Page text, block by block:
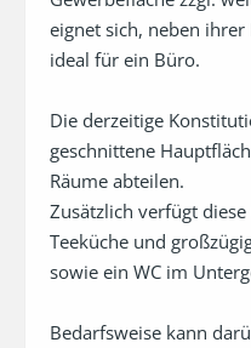
eignet sich, neben
ideal für ein Büro.
Die derzeitige
geschnittene
Räume abteilen.
Zusätzlich verfügt
Teeküche und
sowie ein WC im
Bedarfsweise kann